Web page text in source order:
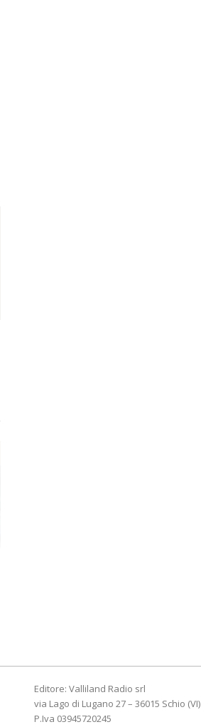
Editore: Valliland Radio srl
via Lago di Lugano 27 – 36015 Schio (VI)
P.Iva 03945720245